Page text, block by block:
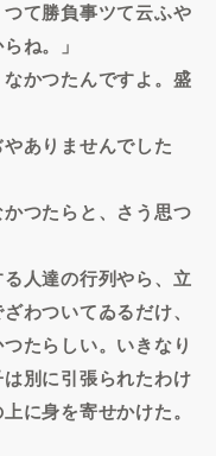
て勝負事ツて云ふや
ね。」
かつたんですよ。盛
ありませんでした
つたらと、さう思つ
人達の行列やら、立
わついてゐるだけ、
たらしい。いきなり
別に引張られたわけ
に身を寄せかけた。